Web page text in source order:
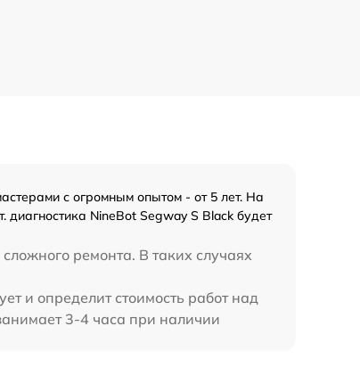
с огромным опытом - от 5 лет. На
NineBot Segway S Black будет
ремонта. В таких случаях
и определит стоимость работ над
3-4 часа при наличии